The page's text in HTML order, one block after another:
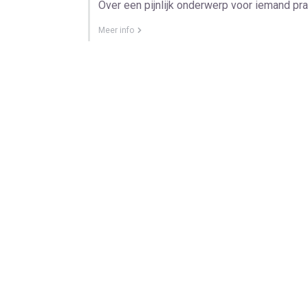
Over een pijnlijk onderwerp voor iemand
Meer info